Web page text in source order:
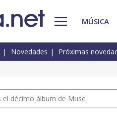
MÚSICA
Novedades Próximas
el décimo álbum de Muse